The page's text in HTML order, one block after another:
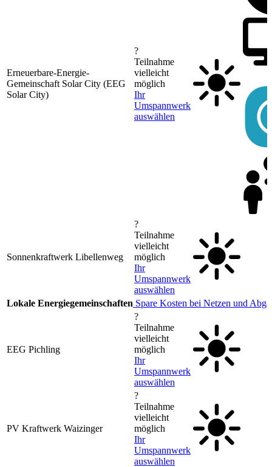
Erneuerbare-Energie-
Gemeinschaft Solar City (EEG
Solar City)
?
Teilnahme
vielleicht
möglich
Ihr
Umspannwerk
auswählen
Sonnenkraftwerk Libellenweg
?
Teilnahme
vielleicht
möglich
Ihr
Umspannwerk
auswählen
Lokale Energiegemeinschaften Spare Kosten bei Netzen und
EEG Pichling
?
Teilnahme
vielleicht
möglich
Ihr
Umspannwerk
auswählen
PV Kraftwerk Waizinger
?
Teilnahme
vielleicht
möglich
Ihr
Umspannwerk
auswählen